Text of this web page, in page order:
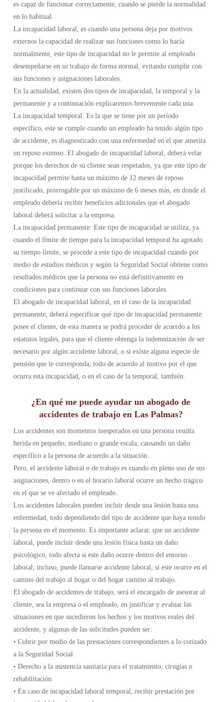
es capaz de funcionar correctamente, cuando se pierde la normalidad
en lo habitual.
La incapacidad laboral, es cuando una persona deja por motivos
externos la capacidad de realizar sus funciones como lo hacía
normalmente, este tipo de incapacidad no le permite al empleado
desempeñarse en su trabajo de forma normal, evitando cumplir con
sus funciones y asignaciones laborales.
En la actualidad, existen dos tipos de incapacidad, la temporal y la
permanente y a continuación explicaremos brevemente cada una.
La incapacidad temporal: Es la que se tiene por un período
específico, este se cumple cuando un empleado ha tenido algún tipo
de accidente, es diagnosticado con una enfermedad en el que amerita
un reposo extenso. El abogado de incapacidad laboral, deberá velar
porque los derechos de su cliente sean respetados, ya que este tipo de
incapacidad permite hasta un máximo de 12 meses de reposo
justificado, prorrogable por un máximo de 6 meses más, en donde el
empleado debería recibir beneficios adicionales que el abogado
laboral deberá solicitar a la empresa.
La incapacidad permanente: Este tipo de incapacidad se utiliza, ya
cuando el límite de tiempo para la incapacidad temporal ha agotado
su tiempo límite, se procede a este tipo de incapacidad cuando por
medio de estudios médicos y según la Seguridad Social obtiene como
resultados médicos que la persona no está definitivamente en
condiciones para continuar con sus funciones laborales.
El abogado de incapacidad laboral, en el caso de la incapacidad
permanente, deberá especificar qué tipo de incapacidad permanente
posee el cliente, de esta manera se podrá proceder de acuerdo a los
estatutos legales, para que el cliente obtenga la indemnización de ser
necesario por algún accidente laboral, o si existe alguna especie de
pensión que le corresponda, todo de acuerdo al motivo por el que
ocurra esta incapacidad, o en el caso de la temporal, también.
¿En qué me puede ayudar un abogado de
accidentes de trabajo en Las Palmas?
Los accidentes son momentos inesperados en una persona resulta
herida en pequeño, mediano o grande escala, causando un daño
específico a la persona de acuerdo a la situación.
Pero, el accidente laboral o de trabajo es cuando en pleno uso de sus
asignaciones, dentro o en el horario laboral ocurre un hecho trágico
en el que se ve afectado el empleado.
Los accidentes laborales pueden incluir desde una lesión hasta una
enfermedad, todo dependiendo del tipo de accidente que haya tenido
la persona en el momento. Es importante aclarar, que un accidente
laboral, puede incluir desde una lesión física hasta un daño
psicológico, todo afecta si este daño ocurre dentro del entorno
laboral; incluso, puede llamarse accidente laboral, si este ocurre en el
camino del trabajo al hogar o del hogar camino al trabajo.
El abogado de accidentes de trabajo, será el encargado de asesorar al
cliente, sea la empresa o el empleado, en justificar y evaluar las
situaciones en que sucedieron los hechos y los motivos reales del
accidente, y algunas de las solicitudes pueden ser:
• Cubrir por medio de las prestaciones correspondientes a lo cotizado
a la Seguridad Social
• Derecho a la asistencia sanitaria para el tratamiento, cirugías o
rehabilitación
• En caso de incapacidad laboral temporal, recibir prestación por